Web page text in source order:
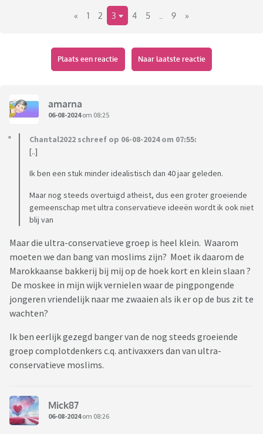
« 1 2 3 4 5 9 »
Plaats een reactie Naar laatste reactie
amarna
06-08-2024om 08:25
Chantal2022 schreef op 06-08-2024 om 07:55:
[..]
Ik ben een stuk minder idealistisch dan 40 jaar geleden.
Maar nog steeds overtuigd atheist, dus een groter groeiende
gemeenschap met ultra conservatieve ideeën wordt ik ook niet
blij van
Maar die ultra-conservatieve groep is heel klein. Waarom
moeten we dan bang van moslims zijn? Moet ik daarom de
Marokkaanse bakkerij bij mij op de hoek kort en klein slaan ?
De moskee in mijn wijk vernielen waar de pingpongende
jongeren vriendelijk naar me zwaaien als ik er op de bus zit te
wachten?
Ik ben eerlijk gezegd banger van de nog steeds groeiende
groep complotdenkers c.q. antivaxxers dan van ultra-
conservatieve moslims.
Mick87
06-08-2024om 08:26